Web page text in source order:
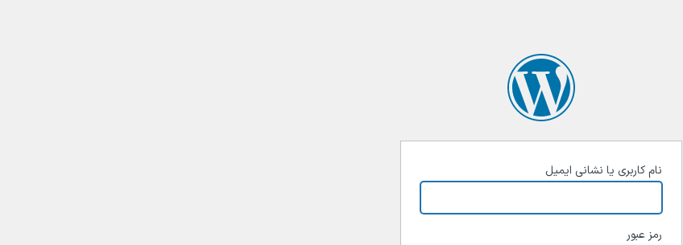
نام کاربری یا نشانی ایمیل
رمز عبور